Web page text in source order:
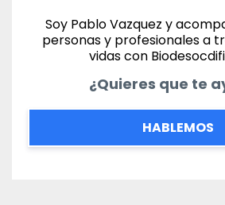
Soy Pablo Vazquez y
personas y profesionales a
vidas con
¿Quieres que te
HABLEMOS